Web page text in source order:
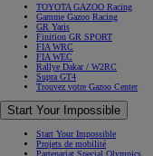
TOYOTA GAZOO Racing
Gamme Gazoo Racing
GR Yaris
Finition GR SPORT
FIA WRC
FIA WEC
Rallye Dakar / W2RC
Supra GT4
Trouvez votre Gazoo Center
Start Your Impossible
Start Your Impossible
Projets de mobilité
Partenariat Special Olympics